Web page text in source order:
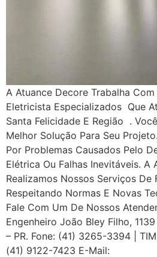
A Atuance Decore Trabalha
Eletricista Especializados Que
Santa Felicidade E Região .
Melhor Solução Para Seu
Por Problemas Causados Pelo
Elétrica Ou Falhas Inevitáveis. A
Realizamos Nossos Serviços De
Respeitando Normas E Novas
Fale Com Um De Nossos
Engenheiro João Bley Filho,
– PR. Fone: (41) 3265-3394 |
(41) 9122-7423 E-Mail: